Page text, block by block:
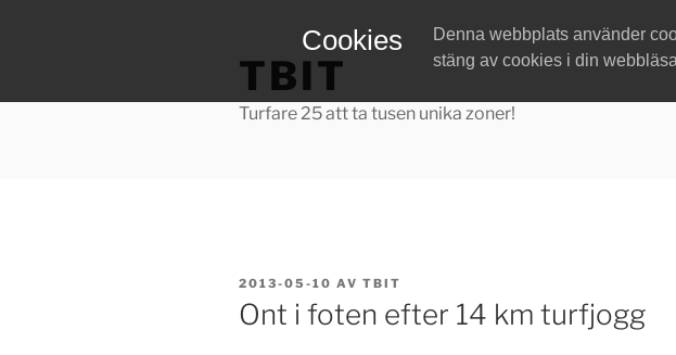
Cookies
Denna webbplats använder
stäng av cookies i din
TBIT
Turfare 25 att ta tusen unika zoner!
PUBLICERAT
2013-05-10 AV TBIT
Ont i foten efter 14 km turfjogg